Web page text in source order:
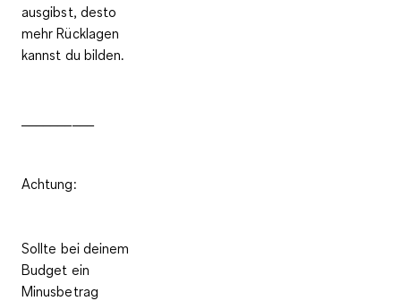
ausgibst, desto
mehr Rücklagen
kannst du bilden.
Achtung:
Sollte bei deinem
Budget ein
Minusbetrag